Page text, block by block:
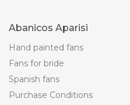
Abanicos Aparisi
Hand painted fans
Fans for bride
Spanish fans
Purchase Conditions